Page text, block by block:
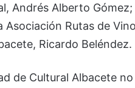
Andrés Alberto
Asociación Rutas de
Ricardo Beléndez.
de Cultural Albacete